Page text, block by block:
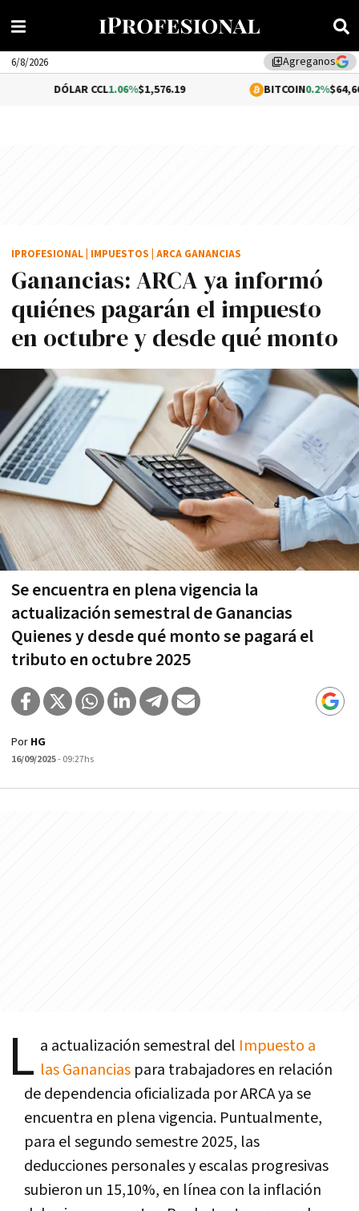
library_addAgreganos
6/8/2026
1.06%$1,576.19 0.2%$64,669.15
Ganancias: ARCA ya informó
quiénes pagarán el impuesto
en octubre y desde qué monto
Se encuentra en plena vigencia la
actualización semestral de Ganancias
Quienes y desde qué monto se pagará el
tributo en octubre 2025
IPROFESIONAL IMPUESTOS ARCA GANANCIAS
Por HG
16/09/2025- 09:27hs
L a actualización semestral del Impuesto a
las Ganancias para trabajadores en relación
de dependencia oficializada por ARCA ya se
encuentra en plena vigencia. Puntualmente,
para el segundo semestre 2025, las
deducciones personales y escalas progresivas
subieron un 15,10%, en línea con la inflación